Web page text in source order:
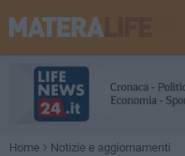
Home Notizie e aggiornamenti